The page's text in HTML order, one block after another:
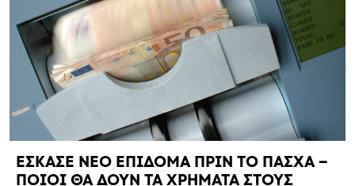
ΕΣΚΑΣΕ ΝΕΟ ΕΠΙΔΟΜΑ ΠΡΙΝ ΤΟ ΠΑΣΧΑ –
ΠΟΙΟΙ ΘΑ ΔΟΥΝ ΤΑ ΧΡΗΜΑΤΑ ΣΤΟΥΣ